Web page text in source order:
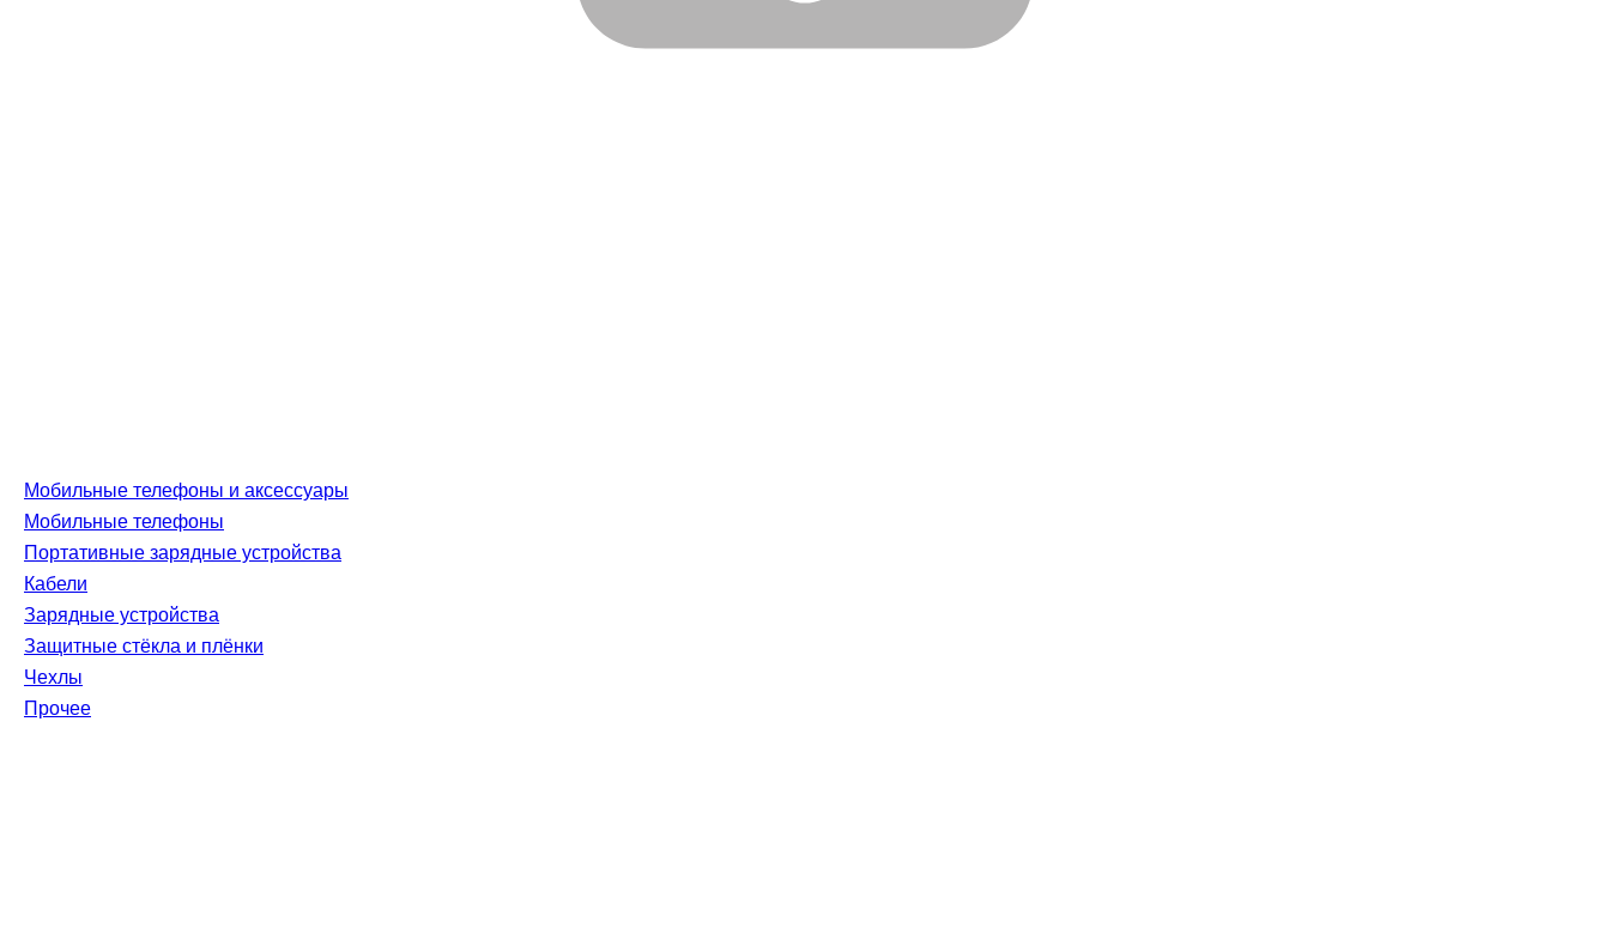
Мобильные телефоны и аксессуары
Мобильные телефоны
Портативные зарядные устройства
Кабели
Зарядные устройства
Защитные стёкла и плёнки
Чехлы
Прочее